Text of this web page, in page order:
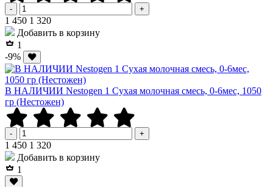
- +
1 450 Р1 320Р
Добавить в корзину
1
-9%
В НАЛИЧИИ Nestogen 1 Сухая молочная смесь, 0-6мес, 1050
гр (Нестожен)
- +
1 450 Р1 320Р
Добавить в корзину
1